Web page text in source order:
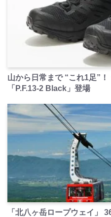
山から日常まで “これ1足”
「P.F.13-2 Black」登場
「北八ヶ岳ロープウェイ」